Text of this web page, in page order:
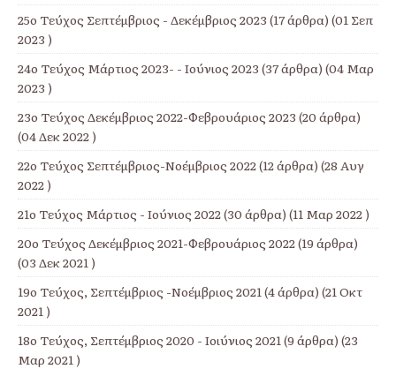
25ο Τεύχος Σεπτέμβριος - Δεκέμβριος 2023 (17 άρθρα) (01 Σεπ
2023 )
24ο Τεύχος Μάρτιος 2023- - Ιούνιος 2023 (37 άρθρα) (04 Μαρ
2023 )
23ο Τεύχος Δεκέμβριος 2022-Φεβρουάριος 2023 (20 άρθρα)
(04 Δεκ 2022 )
22ο Τεύχος Σεπτέμβριος-Νοέμβριος 2022(12 άρθρα) (28 Αυγ
2022 )
21ο Τεύχος Μάρτιος - Ιούνιος 2022(30 άρθρα) (11 Μαρ 2022 )
20ο Τεύχος Δεκέμβριος 2021-Φεβρουάριος 2022(19 άρθρα)
(03 Δεκ 2021 )
19ο Τεύχος, Σεπτέμβριος -Νοέμβριος 2021 (4 άρθρα) (21 Οκτ
2021 )
18ο Τεύχος, Σεπτέμβριος 2020 - Ιοιύνιος 2021 (9 άρθρα) (23
Μαρ 2021 )